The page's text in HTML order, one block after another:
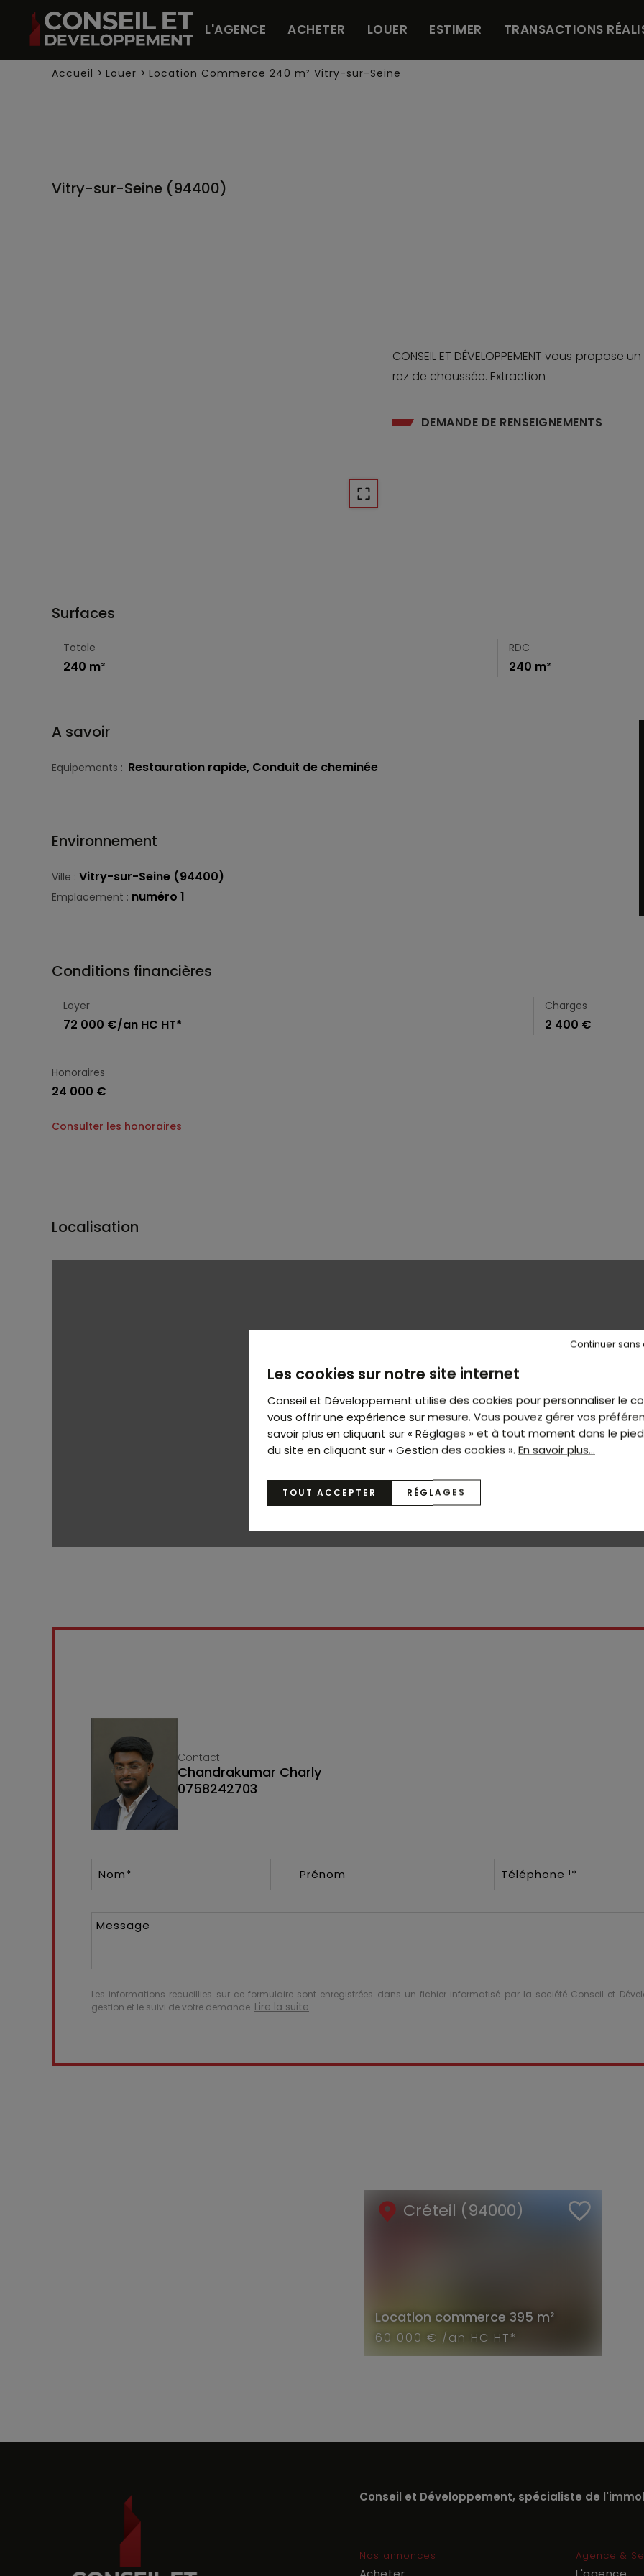
L'AGENCE ACHETER LOUER ESTIMER TRANSACTIONS
Accueil > Louer > Location Commerce 240 m² Vitry-sur-Seine
Vitry-sur-Seine (94400)
CONSEIL ET DÉVELOPPEMENT vous
rez de chaussée. Extraction
DEMANDE DE RENSEIGNEMENTS
Surfaces
Totale
240 m²
RDC
240 m²
A savoir
Equipements : Restauration rapide, Conduit de cheminée
Environnement
Ville : Vitry-sur-Seine (94400)
Emplacement : numéro 1
Conditions financières
Loyer
72 000 €/an HC HT*
Charges
2 400 €
Honoraires
24 000 €
Consulter les honoraires
Localisation
Contact
Chandrakumar Charly
0758242703
Nom* Prénom Téléphone ¹*
Message
Les informations recueillies sur ce formulaire sont enregistrées dans un fichier informatisé par la société Conseil et
gestion et le suivi de votre demande. Lire la suite
Créteil (94000)
Location commerce 395 m²
60 000 € /an HC HT*
Conseil et Développement, spécialiste de
Nos annonces Agence &
Les cookies sur notre site internet
Conseil et Développement utilise des cookies pour personnaliser le
vous offrir une expérience sur mesure. Vous pouvez gérer vos
savoir plus en cliquant sur « Réglages » et à tout moment dans le
du site en cliquant sur « Gestion des cookies ». En savoir plus...
TOUT ACCEPTER RÉGLAGES
Continuer